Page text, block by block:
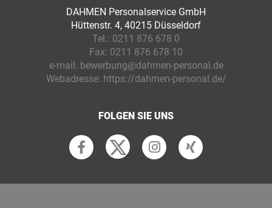
DAHMEN Personalservice GmbH
Hüttenstr. 4, 40215 Düsseldorf
Tel.: 0211 876 678 0
Fax: 0211 876 678 10
e-mail: bewerbung@dahmen-personal.de
Webadresse: https://dahmen-personal.de/
FOLGEN SIE UNS